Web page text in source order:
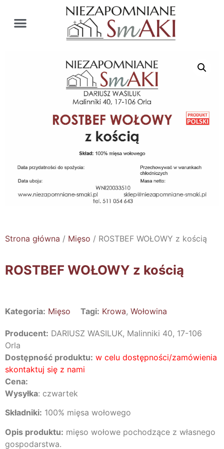
Strona główna / Mięso / ROSTBEF WOŁOWY z kością
ROSTBEF WOŁOWY z kością
Kategoria: Mięso Tagi: Krowa, Wołowina
Producent: DARIUSZ WASILUK, Malinniki 40, 17-106
Orla
Dostępność produktu: w celu dostępności/zamówienia
skontaktuj się z nami
Cena:
Wysyłka: czwartek
Składniki: 100% mięsa wołowego
Opis produktu: mięso wołowe pochodzące z własnego
gospodarstwa.